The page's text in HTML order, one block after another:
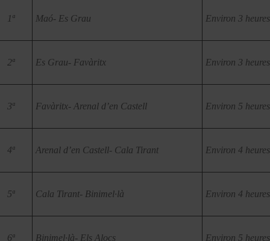
1ª Maó- Es Grau Environ 3
2ª Es Grau- Favàritx Environ 3
3ª Favàritx- Arenal d’en Castell Environ 5
4ª Arenal d’en Castell- Cala Tirant Environ 4
5ª Cala Tirant- Binimel·là Environ 4
6ª Binimel·là- Els Alocs Environ 5